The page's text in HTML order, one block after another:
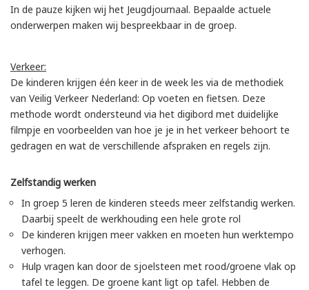
In de pauze kijken wij het Jeugdjournaal. Bepaalde actuele
onderwerpen maken wij bespreekbaar in de groep.
Verkeer:
De kinderen krijgen één keer in de week les via de methodiek
van Veilig Verkeer Nederland: Op voeten en fietsen. Deze
methode wordt ondersteund via het digibord met duidelijke
filmpje en voorbeelden van hoe je je in het verkeer behoort te
gedragen en wat de verschillende afspraken en regels zijn.
Zelfstandig werken
In groep 5 leren de kinderen steeds meer zelfstandig werken.
Daarbij speelt de werkhouding een hele grote rol
De kinderen krijgen meer vakken en moeten hun werktempo
verhogen.
Hulp vragen kan door de sjoelsteen met rood/groene vlak op
tafel te leggen. De groene kant ligt op tafel. Hebben de